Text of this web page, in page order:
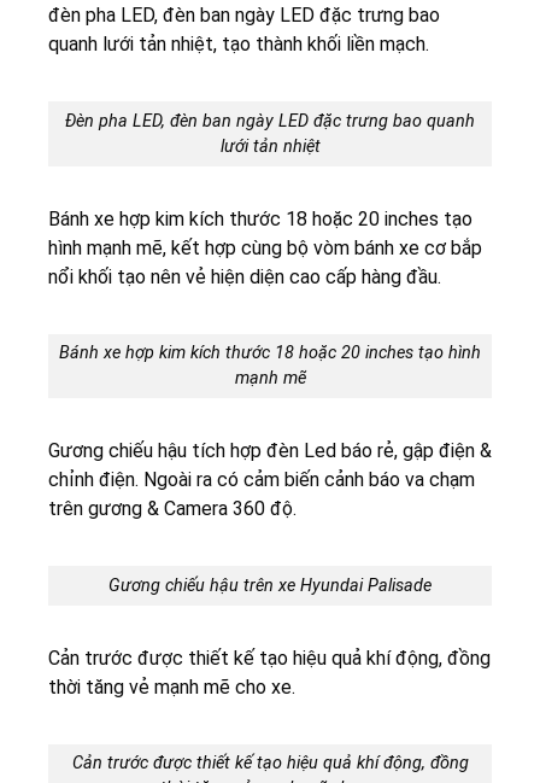
đèn pha LED, đèn ban ngày LED đặc trưng bao
quanh lưới tản nhiệt, tạo thành khối liền mạch.
Đèn pha LED, đèn ban ngày LED đặc trưng bao quanh
lưới tản nhiệt
Bánh xe hợp kim kích thước 18 hoặc 20 inches tạo
hình mạnh mẽ, kết hợp cùng bộ vòm bánh xe cơ bắp
nổi khối tạo nên vẻ hiện diện cao cấp hàng đầu.
Bánh xe hợp kim kích thước 18 hoặc 20 inches tạo hình
mạnh mẽ
Gương chiếu hậu tích hợp đèn Led báo rẻ, gập điện &
chỉnh điện. Ngoài ra có cảm biến cảnh báo va chạm
trên gương & Camera 360 độ.
Gương chiếu hậu trên xe Hyundai Palisade
Cản trước được thiết kế tạo hiệu quả khí động, đồng
thời tăng vẻ mạnh mẽ cho xe.
Cản trước được thiết kế tạo hiệu quả khí động, đồng